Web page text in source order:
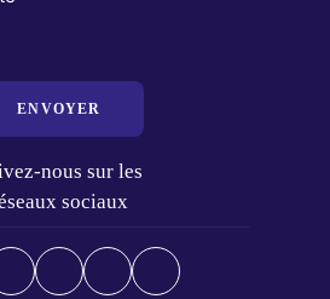
ENVOYER
nous sur les
sociaux